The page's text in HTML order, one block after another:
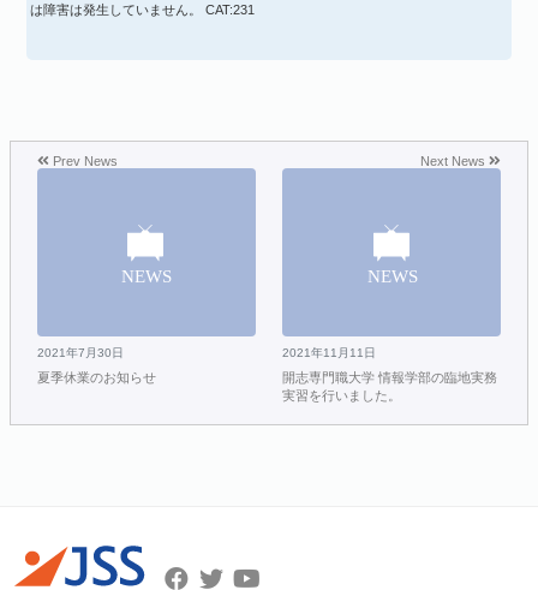
は障害は発生していません。 CAT:231
Prev News
2021年7月30日
夏季休業のお知らせ
Next News
2021年11月11日
開志専門職大学 情報学部の臨地実務
実習を行いました。